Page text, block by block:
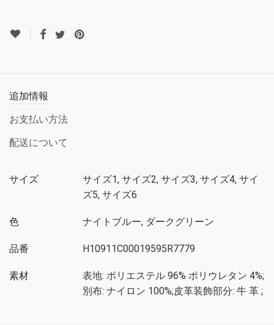
追加情報
お支払い方法
配送について
サイズ
サイズ1, サイズ2, サイズ3, サイズ4, サイ
ズ5, サイズ6
色 ナイトブルー, ダークグリーン
品番 H10911C00019595R7779
素材
表地: ポリエステル 96% ポリウレタン 4%;
別布: ナイロン 100%;皮革装飾部分: 牛 革 ;